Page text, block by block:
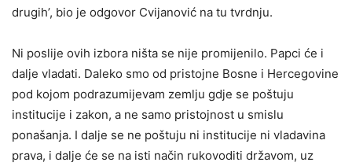
drugih’, bio je odgovor Cvijanović na tu tvrdnju.
Ni poslije ovih izbora ništa se nije promijenilo. Papci će i
dalje vladati. Daleko smo od pristojne Bosne i Hercegovine
pod kojom podrazumijevam zemlju gdje se poštuju
institucije i zakon, a ne samo pristojnost u smislu
ponašanja. I dalje se ne poštuju ni institucije ni vladavina
prava, i dalje će se na isti način rukovoditi državom, uz